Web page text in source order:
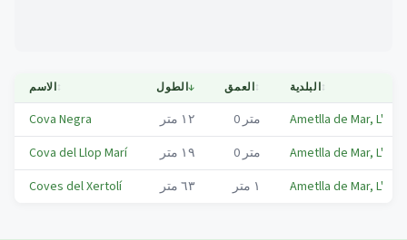
الاسم↕ الطول↓ العمق↕ البلدية↕
Cova Negra ١٢ متر 0 متر
Ametlla de Mar, L'
Cova del Llop Marí
١٩ متر 0 متر
Ametlla de Mar, L'
Coves del Xertolí
٦٣ متر ١ متر Ametlla de Mar, L'